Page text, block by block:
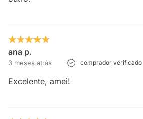
ana p.
3 meses atrás comprador verificado
Excelente, amei!